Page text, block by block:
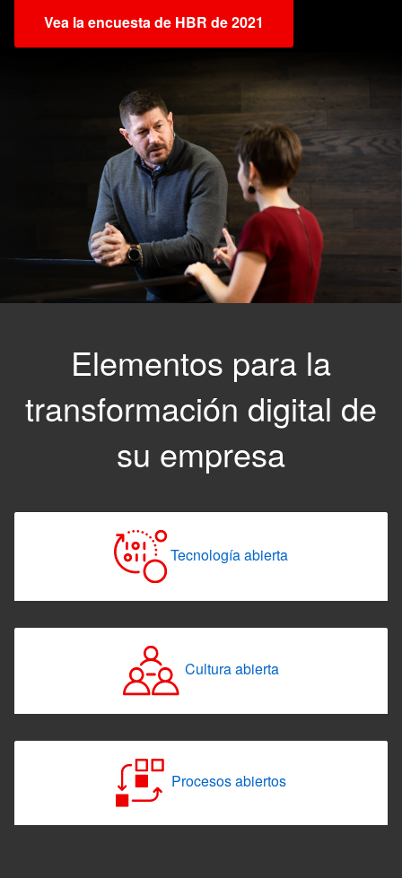
Vea la encuesta de HBR de 2021
Elementos para la
transformación digital de
su empresa
Tecnología abierta
Cultura abierta
Procesos abiertos